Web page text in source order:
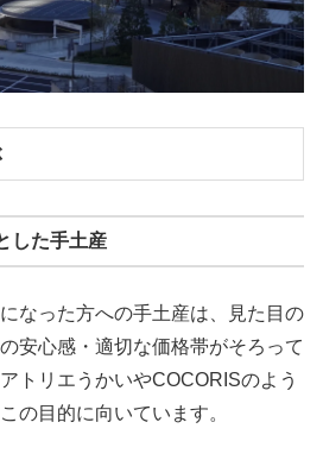
した手土産
なった方への手土産は、見た目の
安心感・適切な価格帯がそろって
トリエうかいやCOCORISのよう
の目的に向いています。